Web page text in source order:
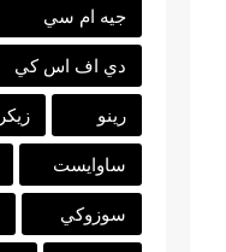
جيه ام سي
دي اف اس كي
رينو زيكر
ساوايست
سوزوكي